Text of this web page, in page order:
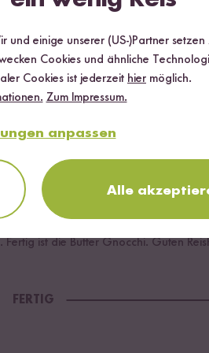
diese zu marinieren. 30 Minuten
Mit einer Prise Salz
ist die Butter Gnocchi. Guten
FERTIG
und einige unserer (US-)Partner
Cookies und ähnliche
Cookies ist jederzeit hier möglich.
Zum Impressum.
anpassen
Alle